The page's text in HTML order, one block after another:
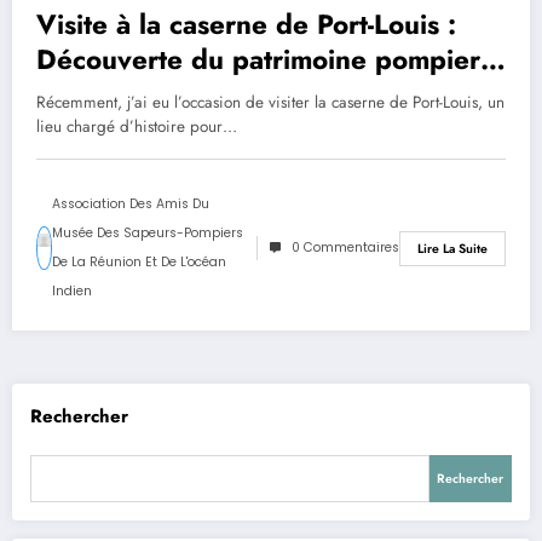
Visite à la caserne de Port-Louis :
Découverte du patrimoine pompier
mauricien
Récemment, j’ai eu l’occasion de visiter la caserne de Port-Louis, un
lieu chargé d’histoire pour…
Association Des Amis Du
Musée Des Sapeurs-Pompiers
De La Réunion Et De L'océan
Indien
0 Commentaires Lire La Suite
Rechercher
Rechercher